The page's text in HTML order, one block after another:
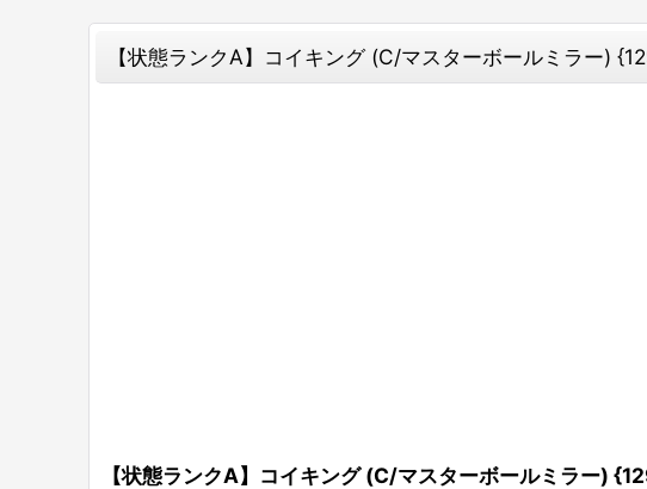
【状態ランクA】コイキング (C/マスターボールミラー)
【状態ランクA】コイキング (C/マスターボールミラー)